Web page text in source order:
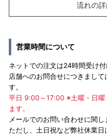
流れの
営業時間について
ネットでの注文は24時間受け付
店舗へのお問合せにつきまし
す。
平日 9:00～17:00 ※土曜・日曜
ます。
メールでのお問い合わせに関
ただし、土日祝など弊社休業